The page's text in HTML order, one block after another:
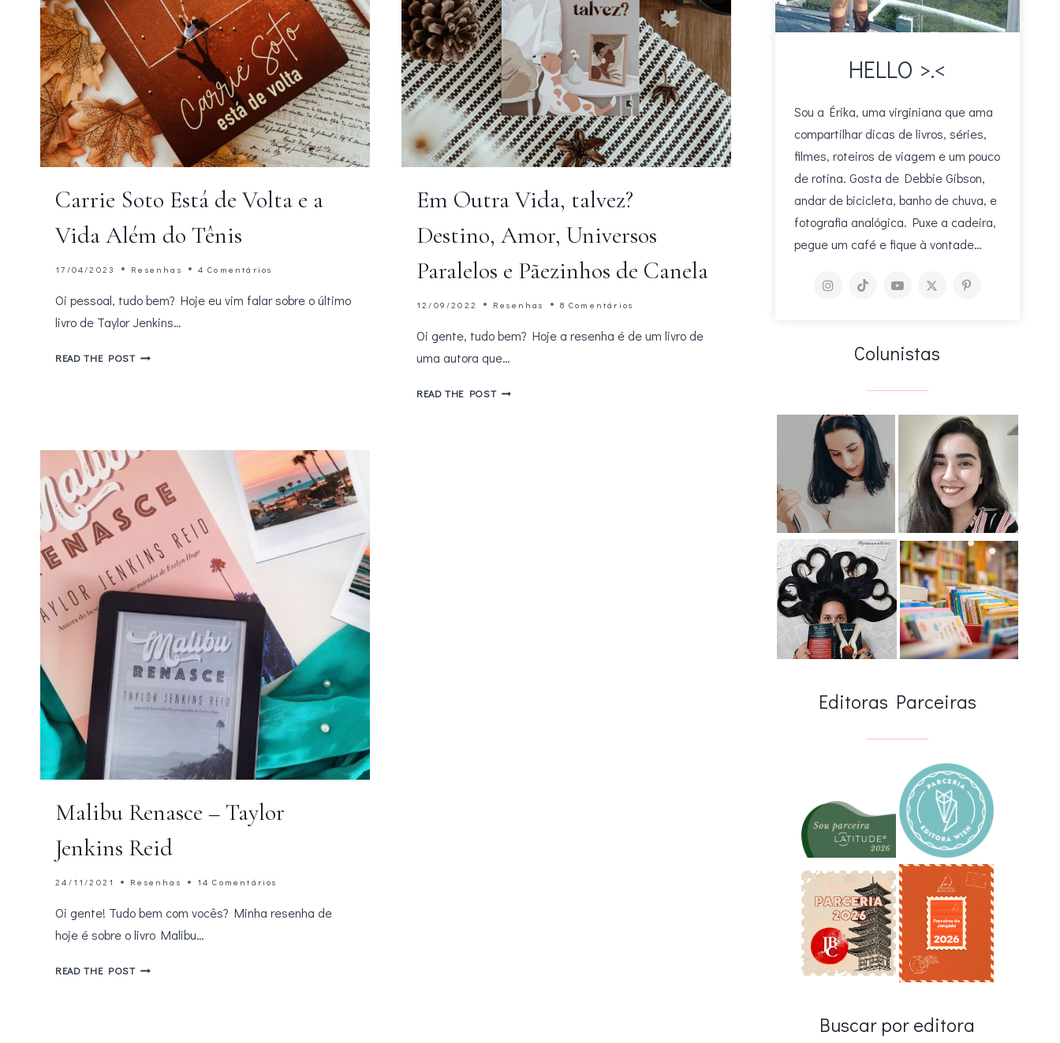
Carrie Soto Está de Volta e a
Vida Além do Tênis
17/04/2023 Resenhas 4 Comentários
Oi pessoal, tudo bem? Hoje eu vim falar sobre o último
livro de Taylor Jenkins…
READ THE POSTCARRIE
A
ALÉM
DO
Em Outra Vida, talvez?
Destino, Amor, Universos
Paralelos e Pãezinhos de Canela
12/09/2022 Resenhas 8 Comentários
Oi gente, tudo bem? Hoje a resenha é de um livro de
uma autora que…
READ THE POSTEM
Malibu Renasce – Taylor
Jenkins Reid
24/11/2021 Resenhas 14 Comentários
Oi gente! Tudo bem com vocês? Minha resenha de
hoje é sobre o livro Malibu…
READ THE POSTMALIBU
HELLO >.<
Sou a Érika, uma virginiana que ama
compartilhar dicas de livros, séries,
filmes, roteiros de viagem e um pouco
de rotina. Gosta de Debbie Gibson,
andar de bicicleta, banho de chuva, e
fotografia analógica. Puxe a cadeira,
pegue um café e fique à vontade…
Colunistas
Editoras Parceiras
Buscar por editora